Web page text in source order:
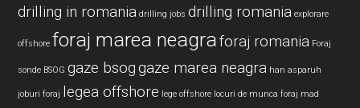
drilling in romania drilling jobs drilling romania explorare
offshore foraj marea neagraforaj romania Foraj
sonde BSOG gaze bsoggaze marea neagra han asparuh
joburi foraj legea offshore lege offshore locuri de munca foraj mad